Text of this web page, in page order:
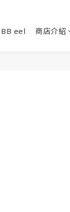
eel 商店介紹